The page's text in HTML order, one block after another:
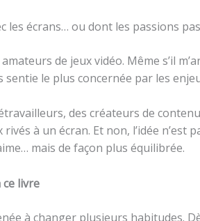
les écrans… ou dont les passions
de jeux vidéo. Même s’il
le plus concernée par les
des créateurs de
à un écran. Et non, l’idée
mais de façon plus équilibrée.
ce livre
à changer plusieurs habitudes.